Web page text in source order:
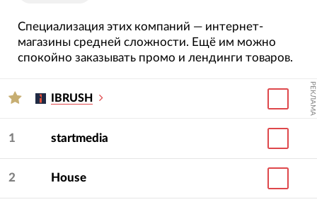
Специализация этих компаний — интернет-
магазины средней сложности. Ещё им можно
спокойно заказывать промо и лендинги товаров.
IBRUSH РЕКЛАМА
1 startmedia
2 House